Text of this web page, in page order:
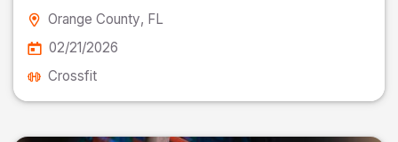
Orange County, FL
02/21/2026
Crossfit